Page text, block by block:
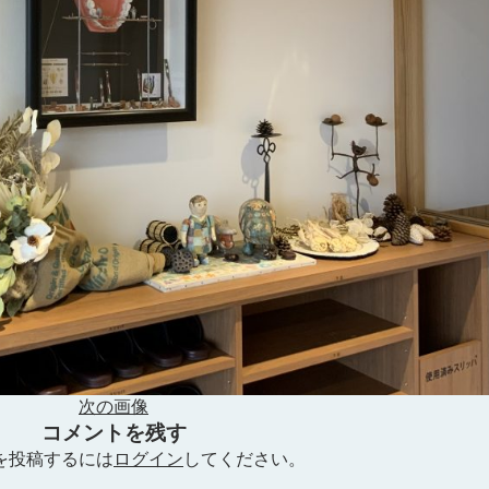
次の画像
コメントを残す
投稿するには ログイン してください。